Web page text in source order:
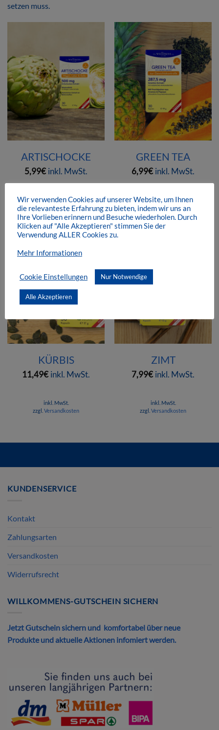
setzen muss.
ARTISCHOCKE
5,99€ inkl. MwSt.
inkl. MwSt.
zzgl.Versandkosten
GREEN TEA
6,99€ inkl. MwSt.
inkl. MwSt.
zzgl.Versandkosten
KÜRBIS
11,49€ inkl. MwSt.
inkl. MwSt.
zzgl. Versandkosten
ZIMT
7,99€ inkl. MwSt.
inkl. MwSt.
zzgl. Versandkosten
KUNDENSERVICE
Kontakt
Zahlungsarten
Versandkosten
Widerrufsrecht
WILLKOMMENS-GUTSCHEIN SICHERN
Jetzt Gutschein sichern und komfortabel über neue
Produkte und aktuelle Aktionen infomiert werden.
Wir verwenden Cookies auf unserer Website, um Ihnen
die relevanteste Erfahrung zu bieten, indem wir uns an
Ihre Vorlieben erinnern und Besuche wiederholen. Durch
Klicken auf "Alle Akzeptieren" stimmen Sie der
Verwendung ALLER Cookies zu.
Mehr Informationen
Cookie Einstellungen Nur Notwendige
Alle Akzeptieren